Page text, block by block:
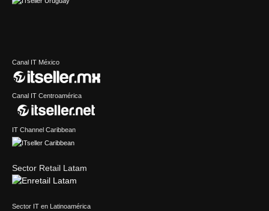
Canal IT México
Canal IT Centroamérica
IT Channel Caribbean
Sector Retail Latam
Sector IT en Latinoamérica